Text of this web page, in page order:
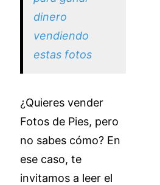
dinero
vendiendo
estas fotos
¿Quieres vender
Fotos de Pies, pero
no sabes cómo? En
ese caso, te
invitamos a leer el